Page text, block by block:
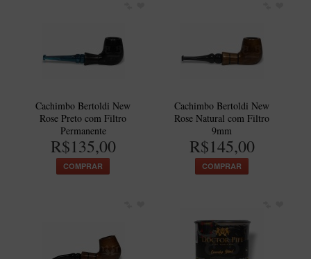
Cachimbo Bertoldi New
Rose Preto com Filtro
Permanente
R$135,00
COMPRAR
Cachimbo Bertoldi New
Rose Natural com Filtro
9mm
R$145,00
COMPRAR